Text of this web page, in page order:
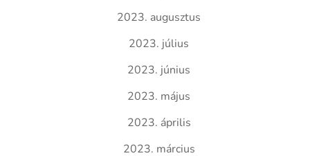
2023. augusztus
2023. július
2023. június
2023. május
2023. április
2023. március